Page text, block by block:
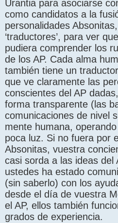
Urantia para asociarse
como candidatos a la
personalidades
‘traductores’, para ver
pudiera comprender los
de los AP. Cada alma
también tiene un
que ve claramente las
conscientes del AP
forma transparente (las
comunicaciones de nivel
mente humana,
poca luz. Si no fuera por
Absonitas, vuestra
casi sorda a las ideas del
ustedes ha estado
(sin saberlo) con los
desde el día de vuestra
el AP, ellos también
grados de experiencia.